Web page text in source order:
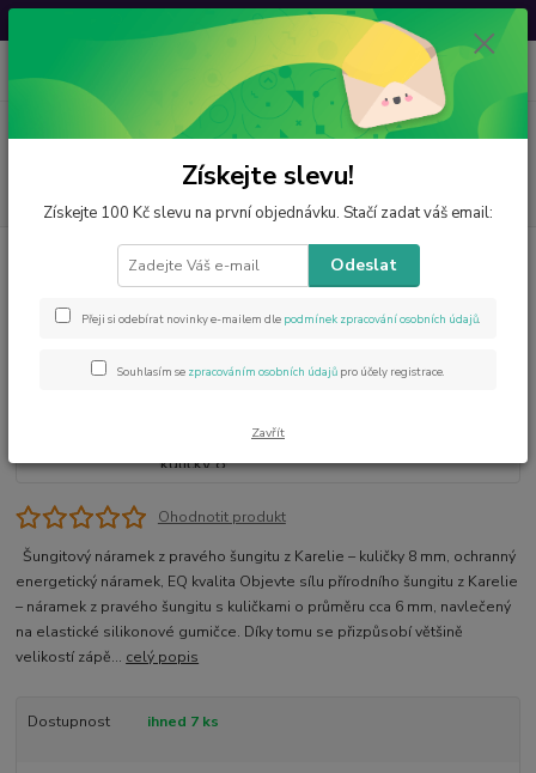
Svatovavřinecká sleva: 20 % s kódemVAVRINEC20
Menu
CZK 0
za
Šperky z minerálů Šungitový náramek kuličky 8 mm
Šungitový náramek kuličky 8 mm
Ohodnotit produkt
Šungitový náramek z pravého šungitu z Karelie – kuličky 8 mm, ochranný
energetický náramek, EQ kvalita Objevte sílu přírodního šungitu z Karelie
– náramek z pravého šungitu s kuličkami o průměru cca 6 mm, navlečený
na elastické silikonové gumičce. Díky tomu se přizpůsobí většině
velikostí zápě... celý popis
Dostupnost ihned 7 ks
Získejte slevu!
Získejte 100 Kč slevu na první objednávku. Stačí zadat váš email:
Odeslat
Přeji si odebírat novinky e-mailem dle podmínek zpracování osobních údajů.
Souhlasím se zpracováním osobních údajů pro účely registrace.
Zavřít